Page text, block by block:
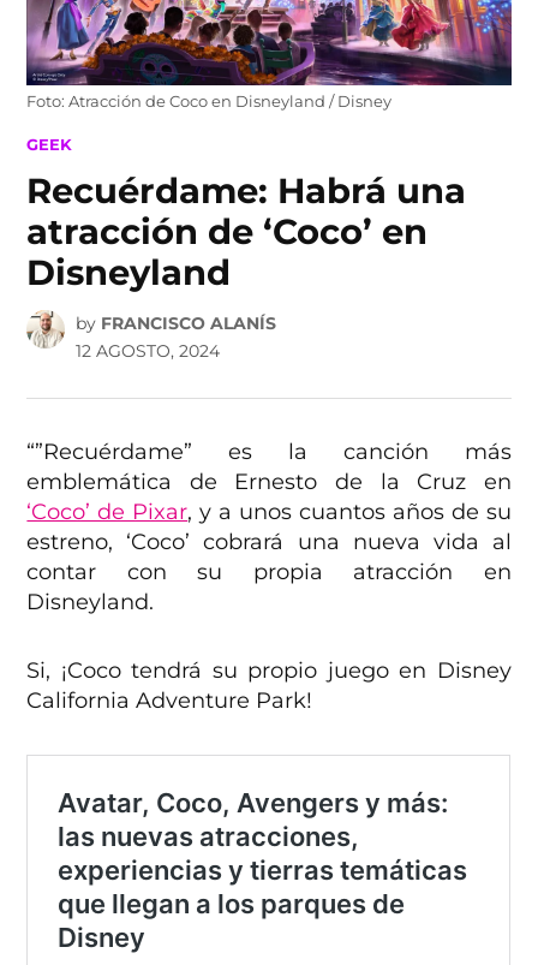
Foto: Atracción de Coco en Disneyland / Disney
POSTED
GEEK
Recuérdame: Habrá una
atracción de ‘Coco’ en
Disneyland
by FRANCISCO ALANÍS
12 AGOSTO, 2024
“”Recuérdame” es la canción más
emblemática de Ernesto de la Cruz en
‘Coco’ de Pixar, y a unos cuantos años de su
estreno, ‘Coco’ cobrará una nueva vida al
contar con su propia atracción en
Disneyland.
Si, ¡Coco tendrá su propio juego en Disney
California Adventure Park!